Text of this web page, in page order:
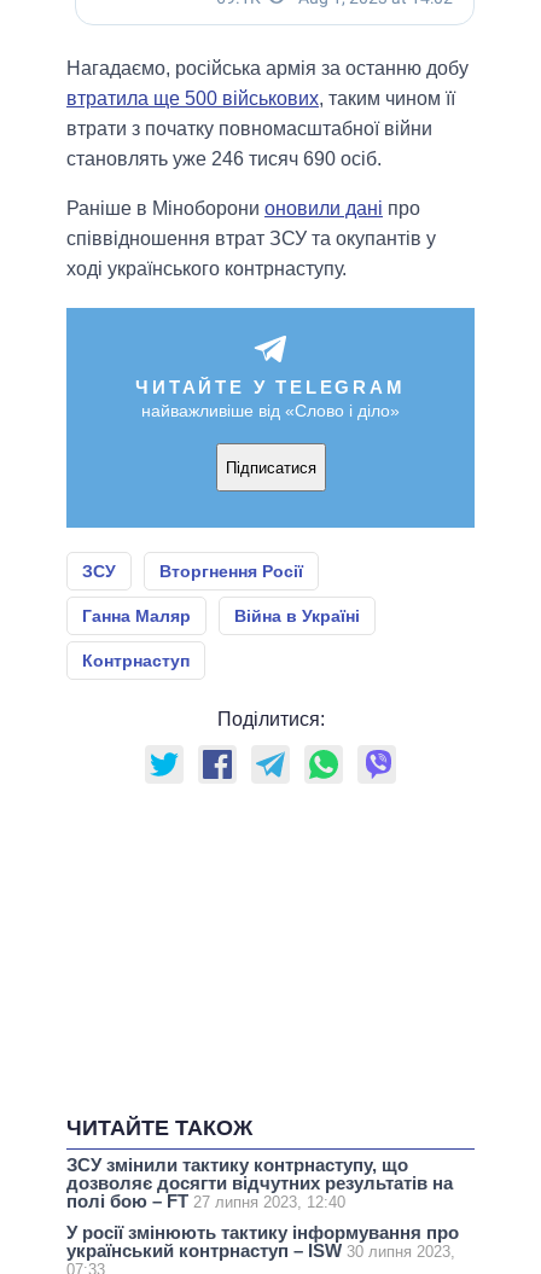
Нагадаємо, російська армія за останню добу
втратила ще 500 військових, таким чином її
втрати з початку повномасштабної війни
становлять уже 246 тисяч 690 осіб.
Раніше в Міноборони оновили дані про
співвідношення втрат ЗСУ та окупантів у
ході українського контрнаступу.
ЧИТАЙТЕ У TELEGRAM
найважливіше від «Слово і діло»
Підписатися
ЗСУ Вторгнення Росії
Ганна Маляр Війна в Україні
Контрнаступ
Поділитися:
ЧИТАЙТЕ ТАКОЖ
ЗСУ змінили тактику контрнаступу, що
дозволяє досягти відчутних результатів на
полі бою – FT 27 липня 2023, 12:40
У росії змінюють тактику інформування про
український контрнаступ – ISW 30 липня 2023,
07:33